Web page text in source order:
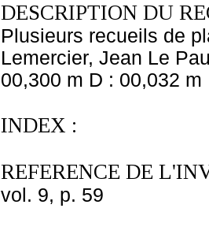
DESCRIPTION DU
Plusieurs recueils de
Lemercier, Jean Le
00,300 m D : 00,032
INDEX :
REFERENCE DE
vol. 9, p. 59